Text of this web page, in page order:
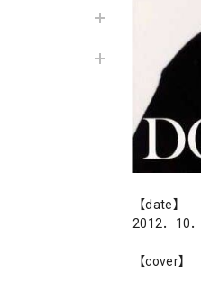
【date】
2012．10
【cover】